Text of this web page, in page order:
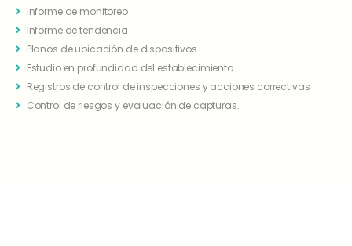
Informe de monitoreo
Informe de tendencia
Planos de ubicación de dispositivos
Estudio en profundidad del establecimiento
Registros de control de inspecciones y acciones correctivas
Control de riesgos y evaluación de capturas.